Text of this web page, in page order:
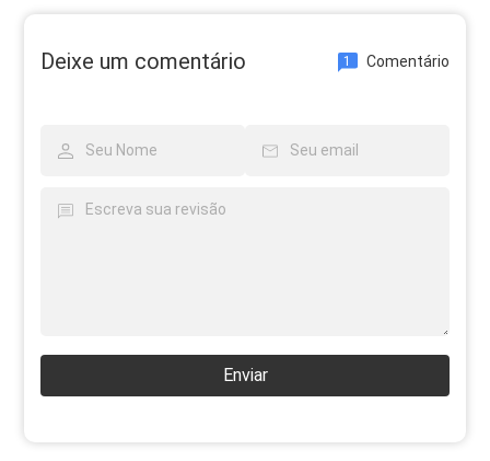
Deixe um comentário 1 Comentário
Enviar